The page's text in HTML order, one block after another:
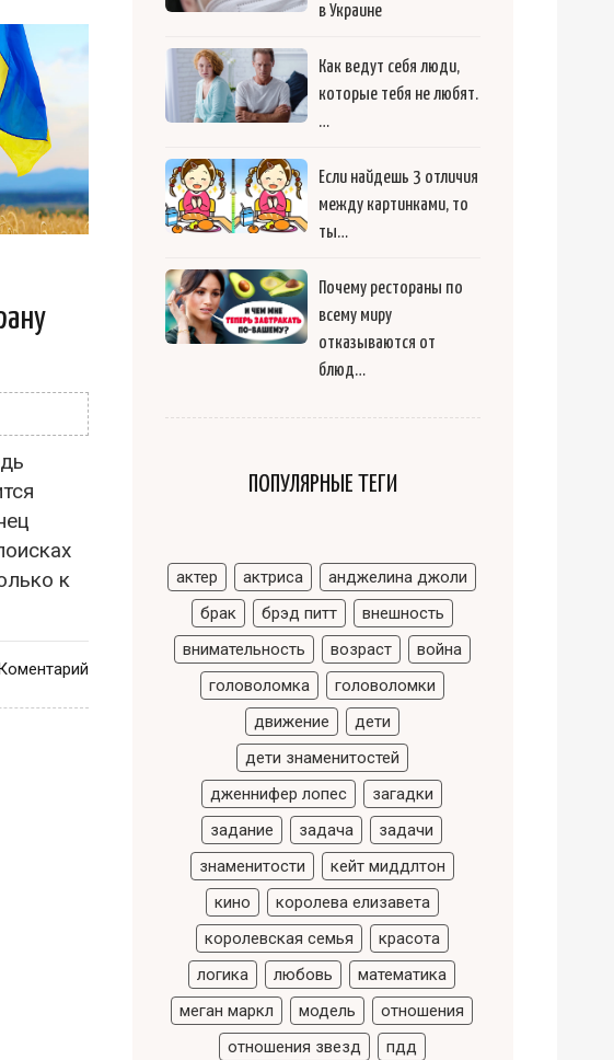
к
в Украине
Как ведут себя люди,
которые тебя не любят.
…
Если найдешь 3 отличия
между картинками, то
ты…
Почему рестораны по
всему миру
отказываются от
блюд…
ПОПУЛЯРНЫЕ ТЕГИ
актер актриса
анджелина джоли
брак
брэд питт
внешность
внимательность
возраст
война
головоломка
головоломки
движение
дети
дети знаменитостей
дженнифер лопес
загадки
задание
задача
задачи
знаменитости
кейт миддлтон
кино
королева елизавета
королевская семья
красота
логика
любовь
математика
меган маркл
модель
отношения
отношения звезд
пдд